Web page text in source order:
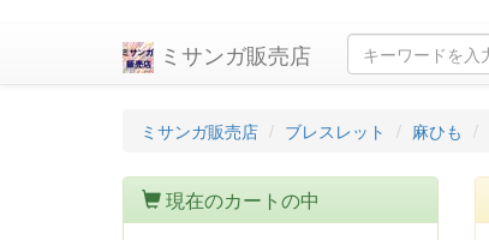
ミサンガ販売店
ミサンガ販売店 ブレスレット 麻ひも
現在のカートの中